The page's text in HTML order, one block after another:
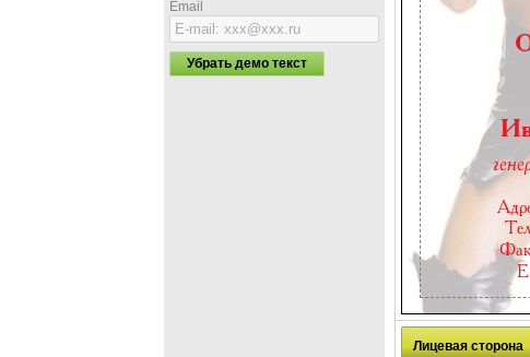
Email
Убрать демо текст
Лицевая сторона